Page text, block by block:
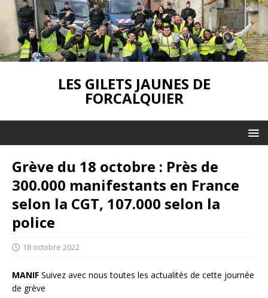
LES GILETS JAUNES DE
FORCALQUIER
Grève du 18 octobre : Près de
300.000 manifestants en France
selon la CGT, 107.000 selon la
police
18 octobre 2022
MANIF Suivez avec nous toutes les actualités de cette journée
de grève